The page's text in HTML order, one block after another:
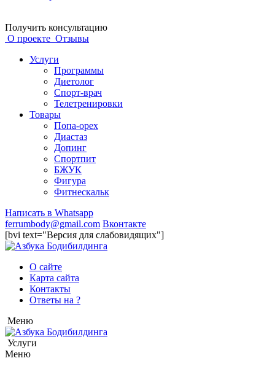
Получить консультацию
О проекте Отзывы
Услуги
Программы
Диетолог
Спорт-врач
Телетренировки
Товары
Попа-орех
Диастаз
Допинг
Спортпит
БЖУК
Фигура
Фитнескальк
Написать в Whatsapp
ferrumbody@gmail.com Вконтакте
[bvi text="Версия для слабовидящих"]
О сайте
Карта сайта
Контакты
Ответы на ?
Меню
Услуги
Меню